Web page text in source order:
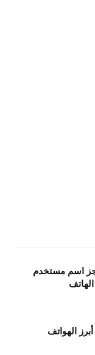
اسم مستخدم
أبرزها Oppo Reno 16| أبرز الهواتف